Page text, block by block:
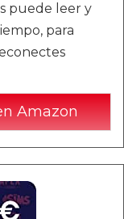
puede leer y
para
Amazon